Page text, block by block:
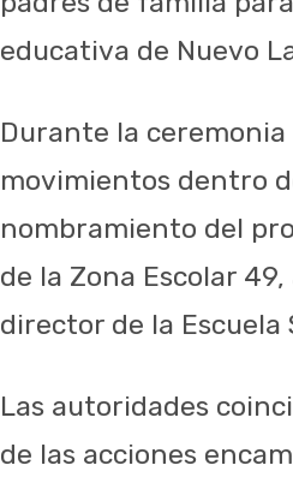
educativa de Nuevo
Durante la
movimientos dentro
nombramiento del
de la Zona Escolar
director de la Escuela
Las autoridades
de las acciones